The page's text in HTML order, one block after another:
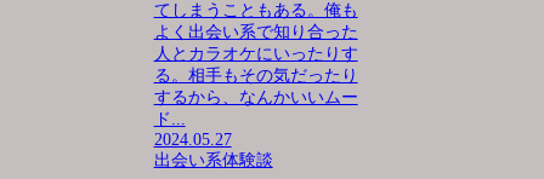
てしまうこともある。俺も
よく出会い系で知り合った
人とカラオケにいったりす
る。相手もその気だったり
するから、なんかいいムー
ド...
2024.05.27
出会い系体験談